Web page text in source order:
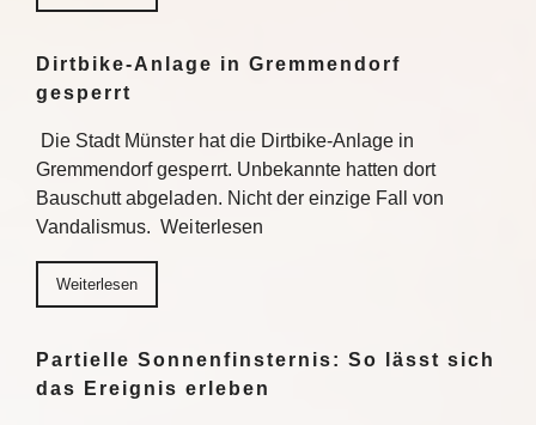
Dirtbike-Anlage in Gremmendorf
gesperrt
Die Stadt Münster hat die Dirtbike-Anlage in
Gremmendorf gesperrt. Unbekannte hatten dort
Bauschutt abgeladen. Nicht der einzige Fall von
Vandalismus. Weiterlesen
Weiterlesen
Partielle Sonnenfinsternis: So lässt sich
das Ereignis erleben